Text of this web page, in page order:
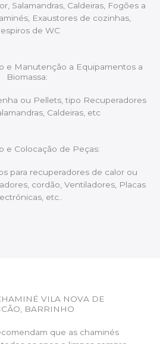
Salamandras, Caldeiras, Fogões a
Exaustores de cozinhas,
de WC
e Manutenção a Equipamentos a
Biomassa:
ou Pellets, tipo Recuperadores
Caldeiras, etc
e Colocação de Peças:
para recuperadores de calor ou
cordão, Ventiladores, Placas
etc..
VILA NOVA DE
BARRINHO
que as chaminés